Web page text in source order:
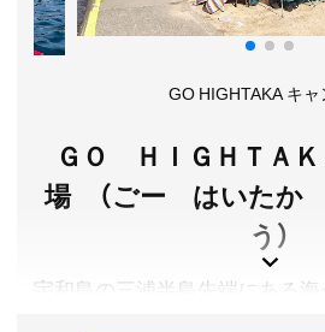
愛媛県北宇和郡松野町
料金／大人(高校生以上)550円、65
350円、小学生200円、小学生未
細は公式サイトをご確認くださ
定休日／第２月曜日(祝日の場合
曜日
アクセス／JR宇和島駅よりJR松
川崎よりJR松丸駅まで約25分。
20分。松山自動車道 三間ICより
川崎より車で約15分。
GO HIGHTAKA キ
ＧＯ ＨＩＧＨＴＡ
場 （ごー はいたか
う）
宇和島の三浦半島先端にある